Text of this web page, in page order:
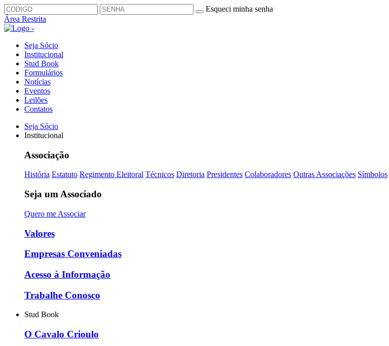
Esqueci minha senha
Área Restrita
Seja Sócio
Institucional
Stud Book
Formulários
Notícias
Eventos
Leilões
Contatos
Seja Sócio
Institucional
Associação
História Estatuto Regimento Eleitoral Técnicos Diretoria Presidentes Colaboradores Outras Associações Símbolos
Seja um Associado
Quero me Associar
Valores
Empresas Conveniadas
Acesso à Informação
Trabalhe Conosco
Stud Book
O Cavalo Crioulo